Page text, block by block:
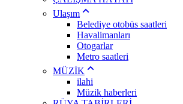
Ulaşım
Belediye otobüs saatleri
Havalimanları
Otogarlar
Metro saatleri
MÜZİK
ilahi
Müzik haberleri